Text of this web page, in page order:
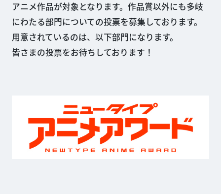
アニメ作品が対象となります。作品賞以外にも多岐
にわたる部門についての投票を募集しております。
用意されているのは、以下部門になります。
皆さまの投票をお待ちしております！